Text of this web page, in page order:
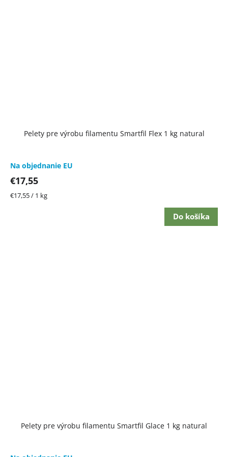
Pelety pre výrobu filamentu Smartfil Flex 1 kg natural
Na objednanie EU
€17,55
Jednotková
€17,55 / 1 kg
Do košíka
Pelety pre výrobu filamentu Smartfil Glace 1 kg natural